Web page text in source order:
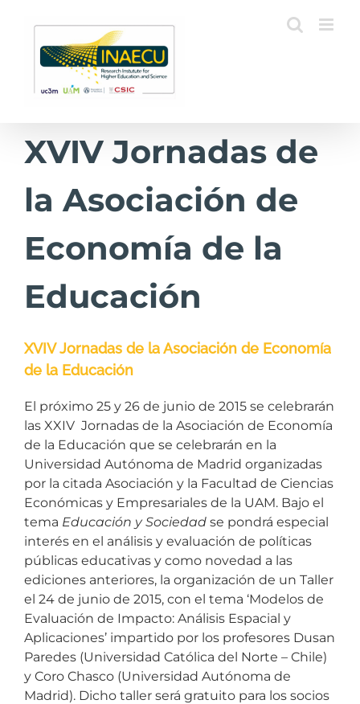
contenido
XVIV Jornadas de
la Asociación de
Economía de la
Educación
XVIV Jornadas de la Asociación de Economía
de la Educación
El próximo 25 y 26 de junio de 2015 se celebrarán
las XXIV Jornadas de la Asociación de Economía
de la Educación que se celebrarán en la
Universidad Autónoma de Madrid organizadas
por la citada Asociación y la Facultad de Ciencias
Económicas y Empresariales de la UAM. Bajo el
tema Educación y Sociedad se pondrá especial
interés en el análisis y evaluación de políticas
públicas educativas y como novedad a las
ediciones anteriores, la organización de un Taller
el 24 de junio de 2015, con el tema ‘Modelos de
Evaluación de Impacto: Análisis Espacial y
Aplicaciones’ impartido por los profesores Dusan
Paredes (Universidad Católica del Norte – Chile)
y Coro Chasco (Universidad Autónoma de
Madrid). Dicho taller será gratuito para los socios